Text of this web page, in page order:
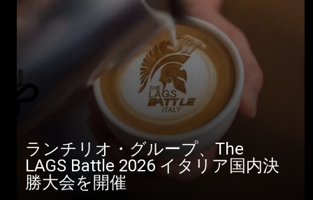
ランチリオ・グループ、The
LAGS Battle 2026 イタリア国内決
勝大会を開催